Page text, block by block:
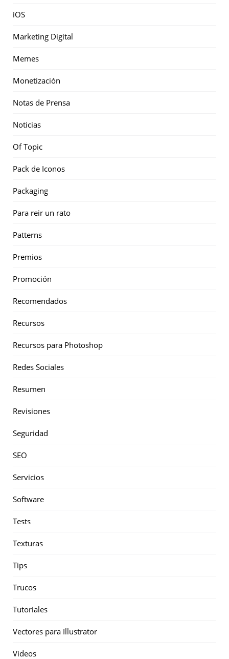
iOS
Marketing Digital
Memes
Monetización
Notas de Prensa
Noticias
Of Topic
Pack de Iconos
Packaging
Para reir un rato
Patterns
Premios
Promoción
Recomendados
Recursos
Recursos para Photoshop
Redes Sociales
Resumen
Revisiones
Seguridad
SEO
Servicios
Software
Tests
Texturas
Tips
Trucos
Tutoriales
Vectores para Illustrator
Videos